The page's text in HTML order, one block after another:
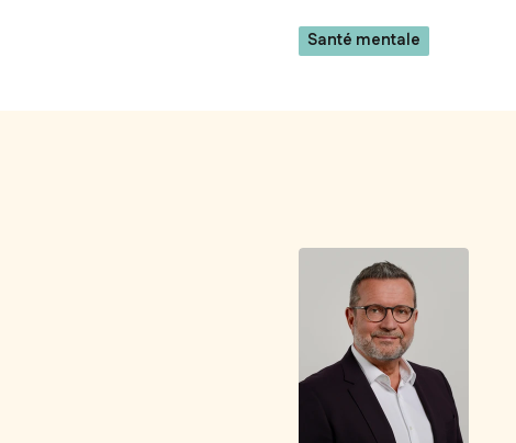
Santé mentale